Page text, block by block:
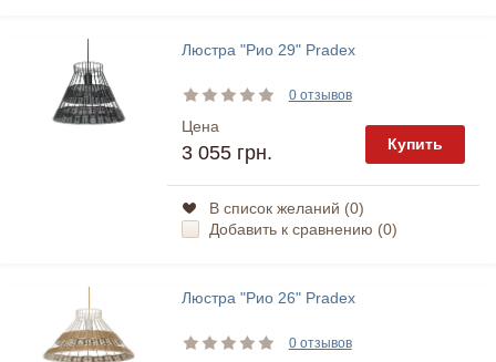
Люстра "Рио 29" Pradex
0 отзывов
Цена
3 055 грн. Купить
В список желаний (0)
Добавить к сравнению (0)
Люстра "Рио 26" Pradex
0 отзывов